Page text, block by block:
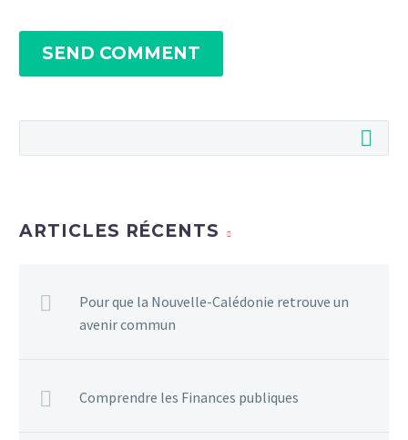
SEND COMMENT
ARTICLES RÉCENTS
Pour que la Nouvelle-Calédonie retrouve un
avenir commun
Comprendre les Finances publiques